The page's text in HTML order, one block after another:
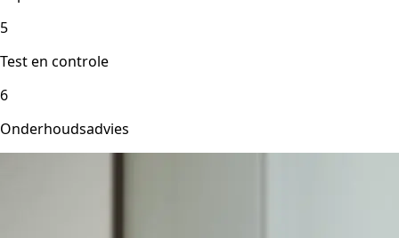
5
Test en controle
6
Onderhoudsadvies